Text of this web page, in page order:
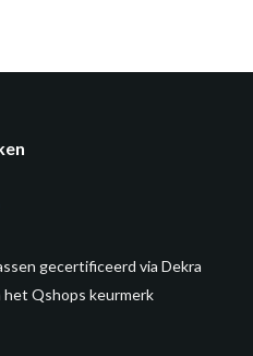
gecertificeerd via Dekra
het Qshops keurmerk